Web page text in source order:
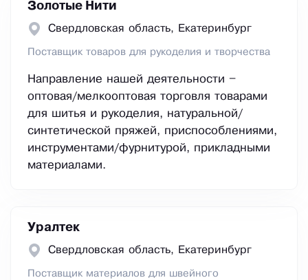
Золотые Нити
Свердловская область, Екатеринбург
Поставщик товаров для рукоделия и творчества
Направление нашей деятельности –
оптовая/мелкооптовая торговля товарами
для шитья и рукоделия, натуральной/
синтетической пряжей, приспособлениями,
инструментами/фурнитурой, прикладными
материалами.
Уралтек
Свердловская область, Екатеринбург
Поставщик материалов для швейного